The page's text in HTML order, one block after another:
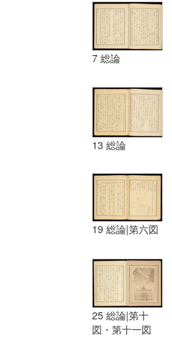
7 総論
13 総論
19 総論|第六図
25 総論|第十
図・第十一図